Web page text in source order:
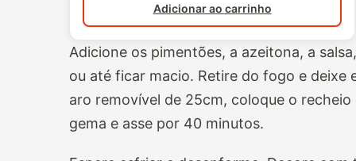
Adicionar ao carrinho
Adicione os pimentões, a azeitona, a
ou até ficar macio. Retire do fogo e deixe
aro removível de 25cm, coloque o
gema e asse por 40 minutos.